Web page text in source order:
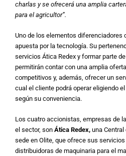
charlas y se ofrecerá una amplia
para el agricultor”.
Uno de los elementos diferenciadores
apuesta por la tecnología. Su
servicios Ática Redex y formar parte
permitirán contar con una amplia
competitivos y, además, ofrecer un
cual el cliente podrá operar eligiendo
según su conveniencia.
Los cuatro accionistas, empresas de
el sector, son Ática Redex, una
sede en Olite, que ofrece sus
distribuidoras de maquinaria para el